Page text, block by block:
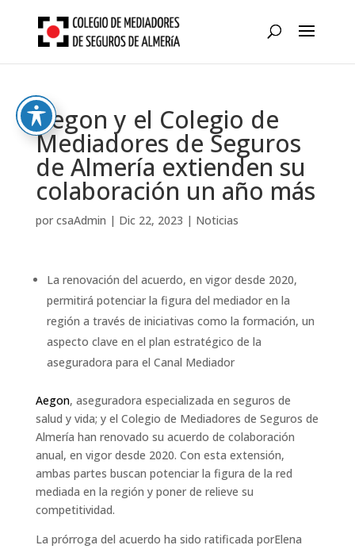
content
Aegon y el Colegio de
Mediadores de Seguros
de Almería extienden su
colaboración un año más
por csaAdmin | Dic 22, 2023 | Noticias
La renovación del acuerdo, en vigor desde 2020,
permitirá potenciar la figura del mediador en la
región a través de iniciativas como la formación, un
aspecto clave en el plan estratégico de la
aseguradora para el Canal Mediador
Aegon, aseguradora especializada en seguros de
salud y vida; y el Colegio de Mediadores de Seguros de
Almería han renovado su acuerdo de colaboración
anual, en vigor desde 2020. Con esta extensión,
ambas partes buscan potenciar la figura de la red
mediada en la región y poner de relieve su
competitividad.
La prórroga del acuerdo ha sido ratificada porElena